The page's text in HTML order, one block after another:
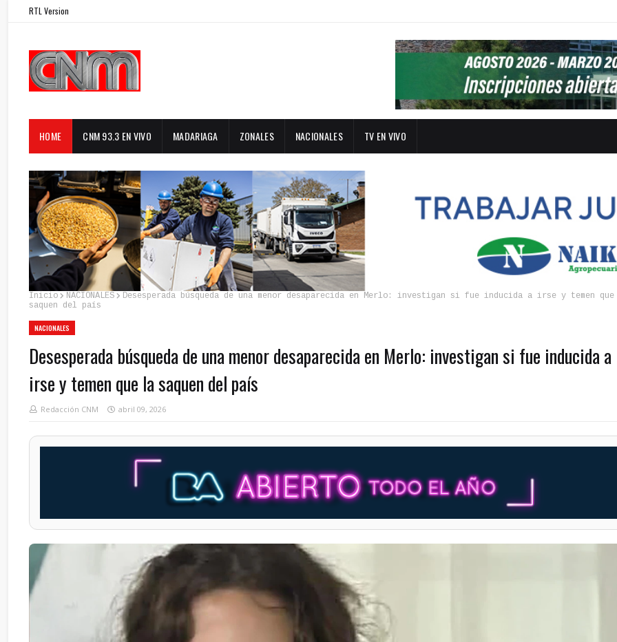
RTL Version
HOME CNM 93.3 EN VIVO MADARIAGA ZONALES NACIONALES TV EN VIVO
Inicio NACIONALES
Desesperada búsqueda de una menor desaparecida en Merlo: investigan si fue inducida a irse y temen
saquen del país
NACIONALES
Desesperada búsqueda de una menor desaparecida en Merlo: investigan si fue inducida a
irse y temen que la saquen del país
Redacción CNM abril 09, 2026